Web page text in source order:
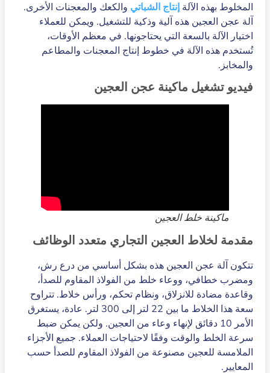
المخلوط بهذه الآلة إنتاج الشباتي والكعك والمعجنات الأخرى.
آلة عجن العجين هذه آلية وذكية للتشغيل. ويمكن للعملاء
اختيار الآلة بالسعة التي يحتاجونها. في معظم الأوقات،
تُستخدم هذه الآلة في خطوط إنتاج المعجنات والمطاعم
والمخابز.
فيديو تشغيل ماكينة عجن العجين
ماكينة خلط العجين
مقدمة لخلاط العجين التجاري متعدد الوظائف
تتكون آلة عجن العجين هذه بشكل أساسي من درع رش،
ومضرب خطافي، ووعاء خلط من الفولاذ المقاوم للصدأ،
وقاعدة مضادة للانزلاق، ونظام تحكم، ورأس خلاط. تتراوح
سعة هذا الخلاط ما بين 22 لتر إلى 300 لتر. عادة، يستغرق
الأمر 10 دقائق لإنهاء وعاء من العجين. ولكن يمكن ضبط
سرعة الخلط والوقت وفقًا لاحتياجات العملاء. جميع الأجزاء
الملامسة للعجين مصنوعة من الفولاذ المقاوم للصدأ حسب
المعايير.